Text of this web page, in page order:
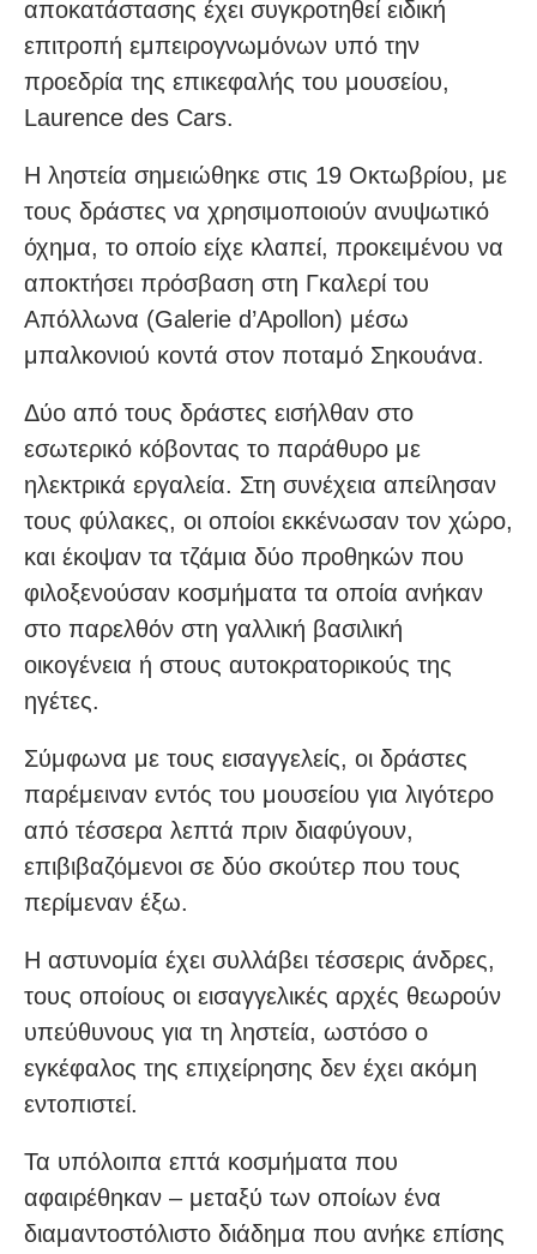
αποκατάστασης έχει συγκροτηθεί ειδική
επιτροπή εμπειρογνωμόνων υπό την
προεδρία της επικεφαλής του μουσείου,
Laurence des Cars.
Η ληστεία σημειώθηκε στις 19 Οκτωβρίου, με
τους δράστες να χρησιμοποιούν ανυψωτικό
όχημα, το οποίο είχε κλαπεί, προκειμένου να
αποκτήσει πρόσβαση στη Γκαλερί του
Απόλλωνα (Galerie d’Apollon) μέσω
μπαλκονιού κοντά στον ποταμό Σηκουάνα.
Δύο από τους δράστες εισήλθαν στο
εσωτερικό κόβοντας το παράθυρο με
ηλεκτρικά εργαλεία. Στη συνέχεια απείλησαν
τους φύλακες, οι οποίοι εκκένωσαν τον χώρο,
και έκοψαν τα τζάμια δύο προθηκών που
φιλοξενούσαν κοσμήματα τα οποία ανήκαν
στο παρελθόν στη γαλλική βασιλική
οικογένεια ή στους αυτοκρατορικούς της
ηγέτες.
Σύμφωνα με τους εισαγγελείς, οι δράστες
παρέμειναν εντός του μουσείου για λιγότερο
από τέσσερα λεπτά πριν διαφύγουν,
επιβιβαζόμενοι σε δύο σκούτερ που τους
περίμεναν έξω.
Η αστυνομία έχει συλλάβει τέσσερις άνδρες,
τους οποίους οι εισαγγελικές αρχές θεωρούν
υπεύθυνους για τη ληστεία, ωστόσο ο
εγκέφαλος της επιχείρησης δεν έχει ακόμη
εντοπιστεί.
Τα υπόλοιπα επτά κοσμήματα που
αφαιρέθηκαν – μεταξύ των οποίων ένα
διαμαντοστόλιστο διάδημα που ανήκε επίσης